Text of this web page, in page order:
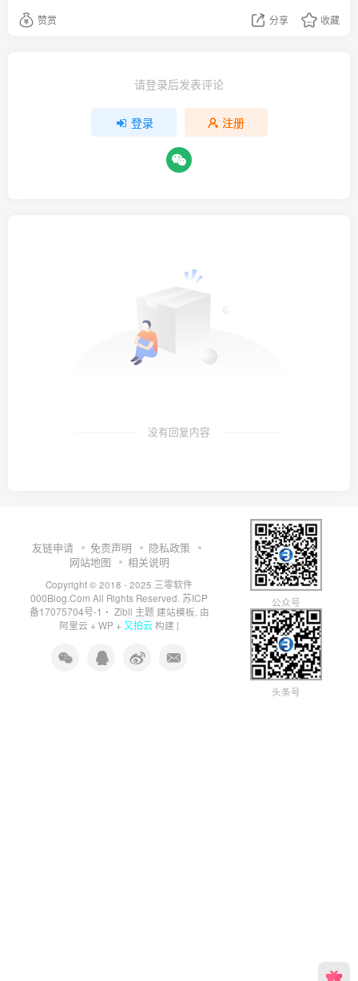
赞赏 分享 收藏
请登录后发表评论
登录 注册
没有回复内容
友链申请 免责声明
隐私政策
网站地图
相关说明
Copyright © 2018 - 2025 三零软件
000Blog.Com All Rights Reserved. 苏ICP
备17075704号-1 ・ Zibll 主题建站模板. 由
阿里云 + WP + 又拍云构建 |
公众号
头条号